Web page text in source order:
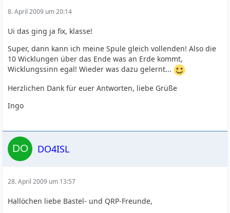
8. April 2009 um 20:14
Ui das ging ja fix, klasse!
Super, dann kann ich meine Spule gleich vollenden! Also die
10 Wicklungen über das Ende was an Erde kommt,
Wicklungssinn egal! Wieder was dazu gelernt...
Herzlichen Dank für euer Antworten, liebe Grüße
Ingo
DO4ISL
28. April 2009 um 13:57
Hallöchen liebe Bastel- und QRP-Freunde,